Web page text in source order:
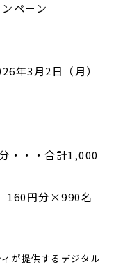
ペーン
年3月2日（月）
・・・合計1,000
160円分×990名
が提供するデジタル